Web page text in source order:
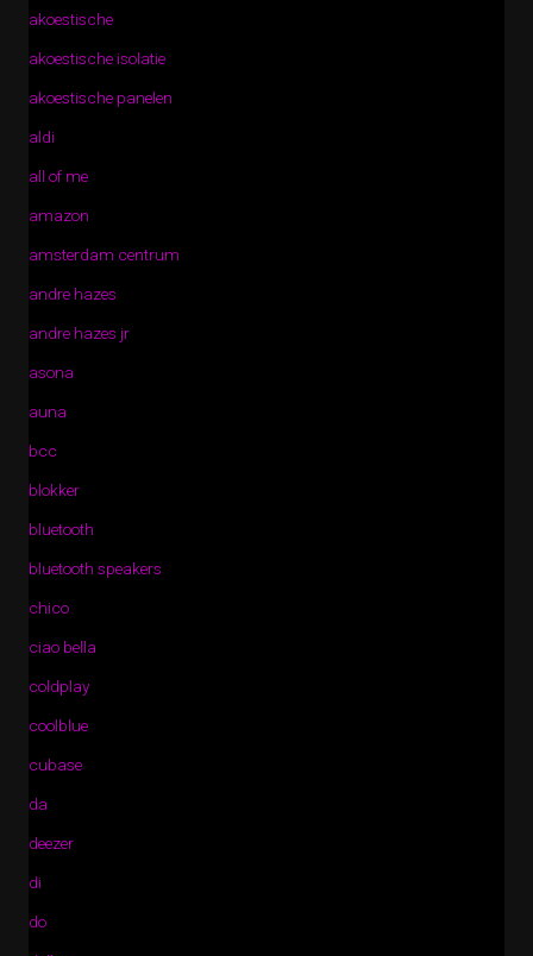
akoestische
akoestische isolatie
akoestische panelen
aldi
all of me
amazon
amsterdam centrum
andre hazes
andre hazes jr
asona
auna
bcc
blokker
bluetooth
bluetooth speakers
chico
ciao bella
coldplay
coolblue
cubase
da
deezer
di
do